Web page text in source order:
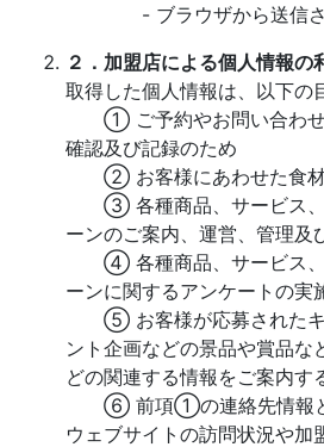
- ブラウザから送信さ
２．加盟店による個人情報の
取得した個人情報は、以下の
① ご予約やお問い合わせ
確認及び記録のため
② お客様にあわせた食材
③ 各種商品、サービス、
ーンのご案内、運営、管理及
④ 各種商品、サービス、
ーンに関するアンケートの実
⑤ お客様が応募されたキ
ント企画などの景品や賞品な
どの関連する情報をご案内す
⑥ 前項①の連絡先情報と
ウェブサイトの訪問状況や加